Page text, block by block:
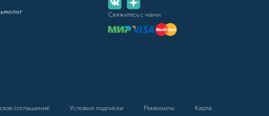
Свяжитесь с нами
соглашение Условия подписки Реквизиты
Карта